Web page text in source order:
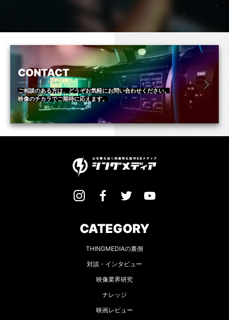
,
,
CONTACT
ご相談のある方は、どうぞお気軽にお問い合わせください。
映像のチカラでご期待に応えます。
CATEGORY
THINGMEDIAの裏側
対談・インタビュー
映像業界研究
ナレッジ
映画レビュー